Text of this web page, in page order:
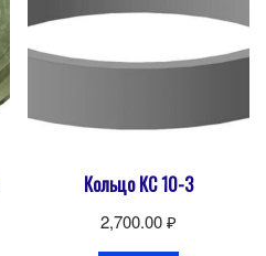
Кольцо КС 10-3
2,700.00₽